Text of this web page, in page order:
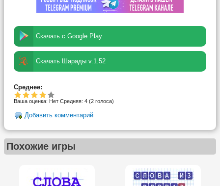
Скачать с Google Play
Скачать Шарады v.1.52
Среднее:
Ваша оценка: Нет Средняя: 4 (2 голоса)
Добавить комментарий
Похожие игры